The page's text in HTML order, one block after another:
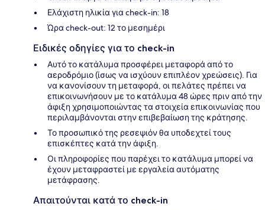
Ελάχιστη ηλικία για check-in: 18
Ώρα check-out: 12 το μεσημέρι
Ειδικές οδηγίες για το check-in
Αυτό το κατάλυμα προσφέρει μεταφορά από το
αεροδρόμιο (ίσως να ισχύουν επιπλέον χρεώσεις). Για
να κανονίσουν τη μεταφορά, οι πελάτες πρέπει να
επικοινωνήσουν με το κατάλυμα 48 ώρες πριν από την
άφιξη χρησιμοποιώντας τα στοιχεία επικοινωνίας που
περιλαμβάνονται στην επιβεβαίωση της κράτησης.
Το προσωπικό της ρεσεψιόν θα υποδεχτεί τους
επισκέπτες κατά την άφιξη.
Οι πληροφορίες που παρέχει το κατάλυμα μπορεί να
έχουν μεταφραστεί με εργαλεία αυτόματης
μετάφρασης.
Απαιτούνται κατά το check-in